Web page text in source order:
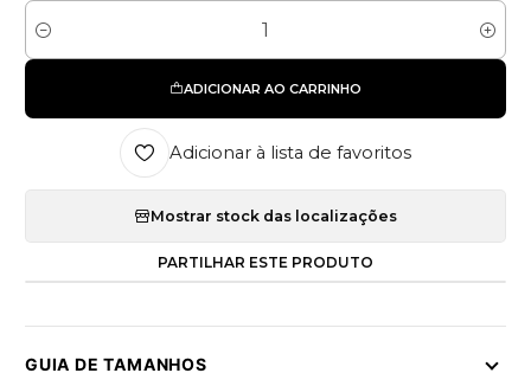
Quantidade
ADICIONAR AO CARRINHO
Adicionar à lista de favoritos
Mostrar stock das localizações
PARTILHAR ESTE PRODUTO
GUIA DE TAMANHOS